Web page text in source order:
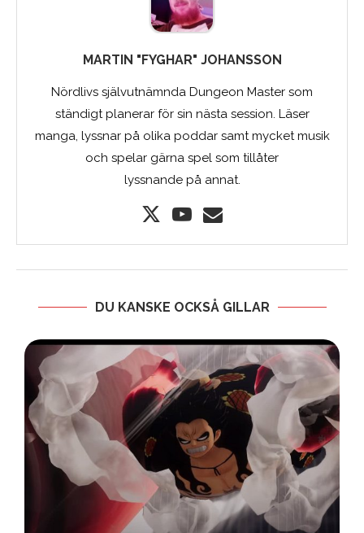
MARTIN "FYGHAR" JOHANSSON
Nördlivs självutnämnda Dungeon Master som
ständigt planerar för sin nästa session. Läser
manga, lyssnar på olika poddar samt mycket musik
och spelar gärna spel som tillåter
lyssnande på annat.
DU KANSKE OCKSÅ GILLAR